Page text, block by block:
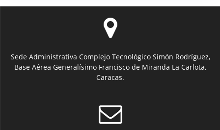
Sede Administrativa Complejo Tecnológico Simón Rodríguez,
Base Aérea Generalísimo Francisco de Miranda La Carlota,
Caracas.